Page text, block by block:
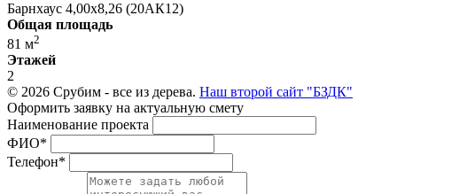
Барнхаус 4,00х8,26 (20АК12)
Общая площадь
81 м2
Этажей
2
© 2026 Срубим - все из дерева. Наш второй сайт "БЗДК"
Оформить заявку на актуальную смету
Наименование проекта
ФИО*
Телефон*